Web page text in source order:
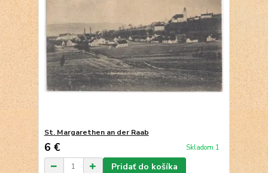
St. Margarethen an der Raab
6 € Skladom 1
Pridať do košíka